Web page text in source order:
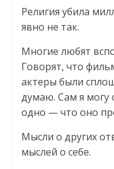
Религия убила
явно не так.
Многие любят
Говорят, что
актеры были
думаю. Сам я могу
одно — что оно
Мысли о других
мыслей о себе.